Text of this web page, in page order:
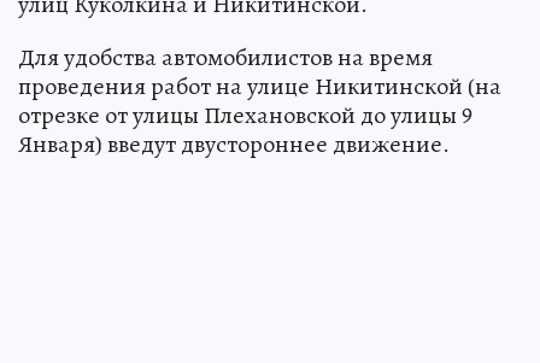
Для удобства автомобилистов на время
проведения работ на улице Никитинской (на
отрезке от улицы Плехановской до улицы 9
Января) введут двустороннее движение.